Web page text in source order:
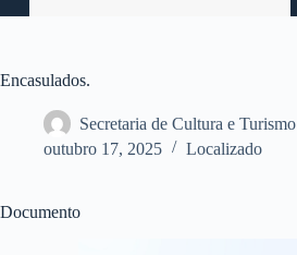
o
n
Encasulados.
Secretaria de Cultura e Turismo
outubro 17, 2025
Localizado
Documento